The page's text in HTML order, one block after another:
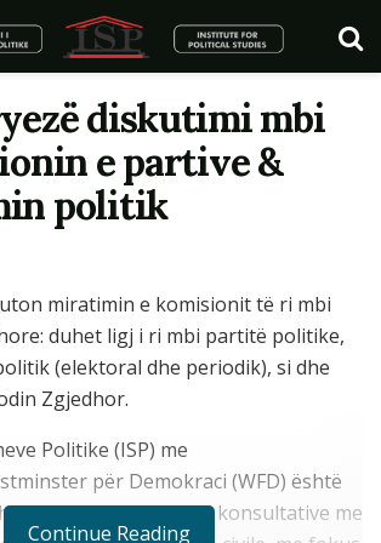
diskutimi mbi
e partive &
politik
miratimin e komisionit të ri mbi
duhet ligj i ri mbi partitë politike,
(elektoral dhe periodik), si dhe
Zgjedhor.
Politike (ISP) me
për Demokraci (WFD) është
e disa tryezave konsultative me
Continue Reading